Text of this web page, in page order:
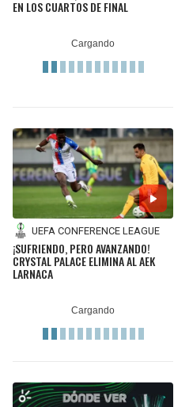
EN LOS CUARTOS DE FINAL
UEFA CONFERENCE LEAGUE
¡SUFRIENDO, PERO AVANZANDO!
CRYSTAL PALACE ELIMINA AL AEK
LARNACA